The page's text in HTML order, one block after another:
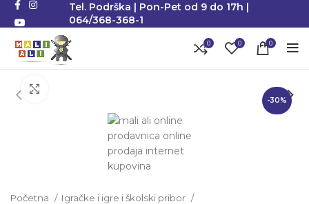
Tel. Podrška | Pon-Pet od 9 do 17h |
064/368-368-1
0 0 0
-30%
Početna
Igračke i igre i školski pribor